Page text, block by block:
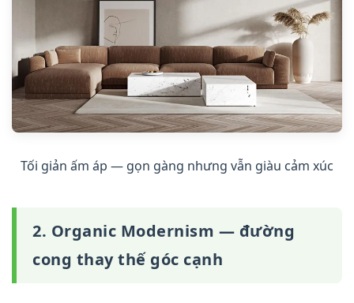
Tối giản ấm áp — gọn gàng nhưng vẫn giàu cảm xúc
2. Organic Modernism — đường
cong thay thế góc cạnh